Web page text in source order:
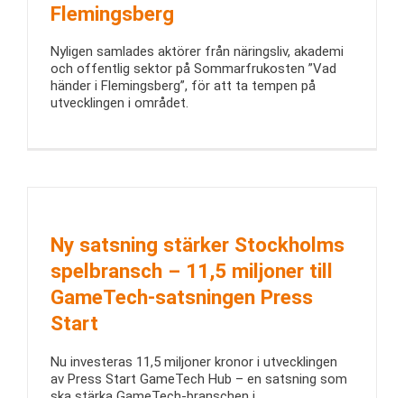
Flemingsberg
Nyligen samlades aktörer från näringsliv, akademi
och offentlig sektor på Sommarfrukosten ”Vad
händer i Flemingsberg”, för att ta tempen på
utvecklingen i området.
Ny satsning stärker Stockholms
spelbransch – 11,5 miljoner till
GameTech-satsningen Press
Start
Nu investeras 11,5 miljoner kronor i utvecklingen
av Press Start GameTech Hub – en satsning som